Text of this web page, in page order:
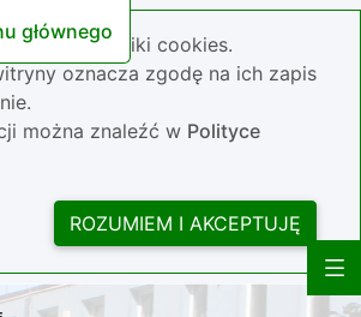
głównego
pliki cookies.
oznacza zgodę na ich zapis
można znaleźć w Polityce
ROZUMIEM I AKCEPTUJĘ